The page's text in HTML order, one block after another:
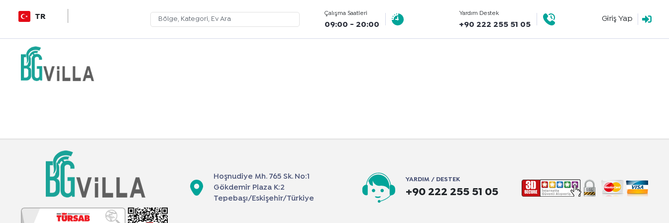
TR Çalışma Saatleri
09:00 - 20:00
Yardım Destek
+90 222 255 51 05
Giriş Yap
Hoşnudiye Mh. 765 Sk. No:1
Gökdemir Plaza K:2
Tepebaşı/Eskişehir/Türkiye
YARDIM / DESTEK
+90 222 255 51 05